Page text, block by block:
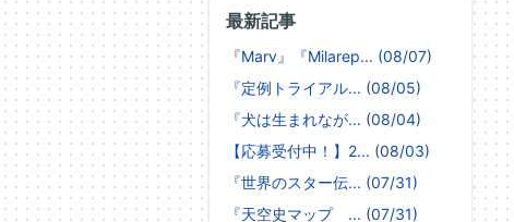
最新記事
『Marv』『Milarep... (08/07)
『定例トライアル... (08/05)
『犬は生まれなが... (08/04)
【応募受付中！】2... (08/03)
『世界のスター伝... (07/31)
『天空史マップ ... (07/31)